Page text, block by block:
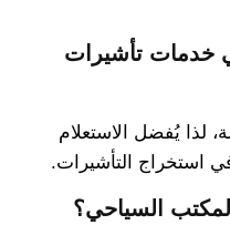
خدمات تأشيرات
لذا يُفضل الاستعلام
استخراج التأشيرات.
السياحي؟